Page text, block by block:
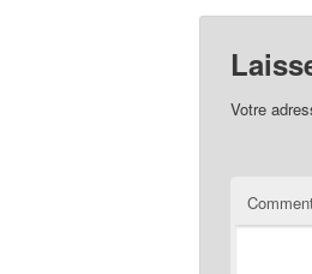
Votre